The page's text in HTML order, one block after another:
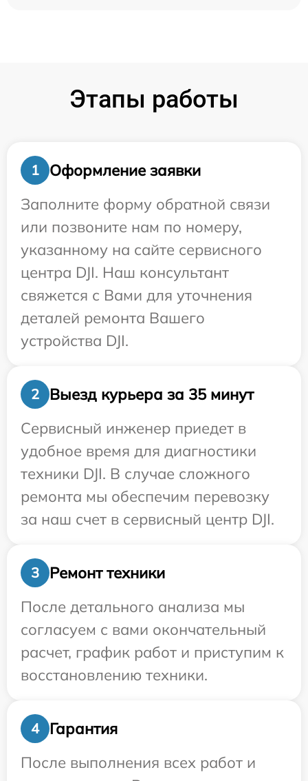
Этапы работы
1
Оформление заявки
Заполните форму обратной связи
или позвоните нам по номеру,
указанному на сайте сервисного
центра DJI. Наш консультант
свяжется с Вами для уточнения
деталей ремонта Вашего
устройства DJI.
2
Выезд курьера за 35 минут
Сервисный инженер приедет в
удобное время для диагностики
техники DJI. В случае сложного
ремонта мы обеспечим перевозку
за наш счет в сервисный центр DJI.
3
Ремонт техники
После детального анализа мы
согласуем с вами окончательный
расчет, график работ и приступим к
восстановлению техники.
4
Гарантия
После выполнения всех работ и